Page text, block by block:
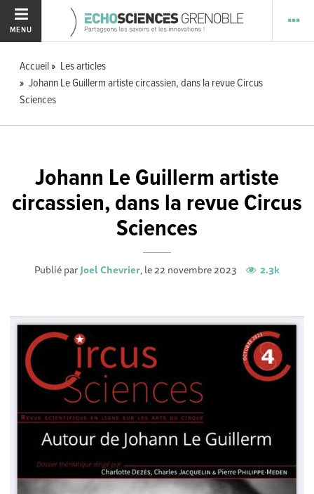
MENU
Accueil
Les articles
Johann Le Guillerm artiste circassien, dans la revue Circus
Sciences
Johann Le Guillerm artiste
circassien, dans la revue Circus
Sciences
Publié parJoel Chevrier, le 22 novembre 2023 2.3k